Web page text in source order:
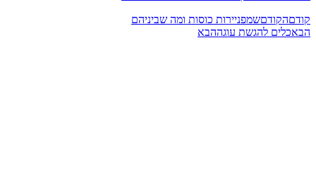
קודםהקודםשמפניירות כוסות ומה שביניהם
הבאכלים להגשת עוגההבא